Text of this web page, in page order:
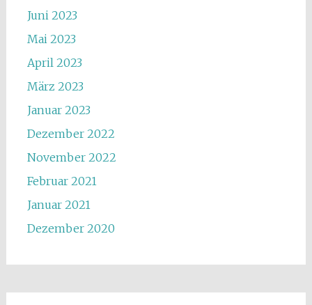
Juni 2023
Mai 2023
April 2023
März 2023
Januar 2023
Dezember 2022
November 2022
Februar 2021
Januar 2021
Dezember 2020